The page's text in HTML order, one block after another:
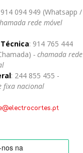
914 094 949 (Whatsapp /
rede móvel
: 914 765 444
- chamada rede
: 244 855 455 -
fixa nacional